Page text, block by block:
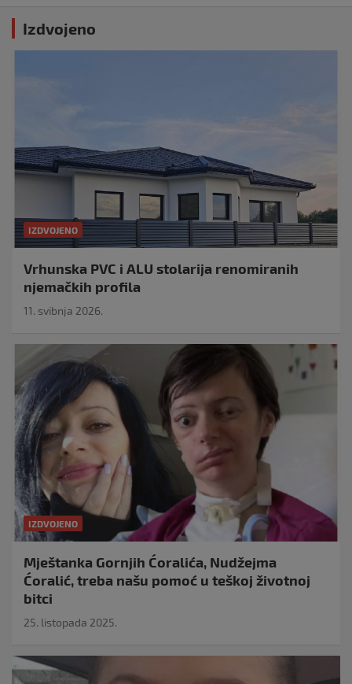
Izdvojeno
IZDVOJENO
Vrhunska PVC i ALU stolarija renomiranih
njemačkih profila
11. svibnja 2026.
IZDVOJENO
Mještanka Gornjih Ćoralića, Nudžejma
Ćoralić, treba našu pomoć u teškoj životnoj
bitci
25. listopada 2025.